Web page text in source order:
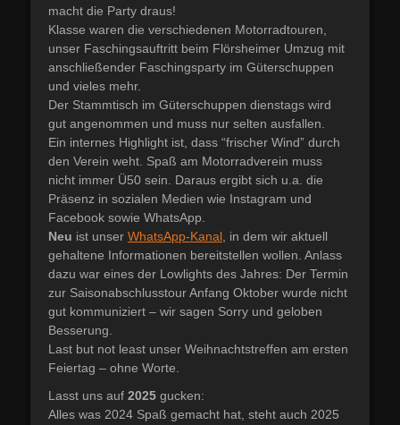
macht die Party draus!
Klasse waren die verschiedenen Motorradtouren,
unser Faschingsauftritt beim Flörsheimer Umzug mit
anschließender Faschingsparty im Güterschuppen
und vieles mehr.
Der Stammtisch im Güterschuppen dienstags wird
gut angenommen und muss nur selten ausfallen.
Ein internes Highlight ist, dass “frischer Wind” durch
den Verein weht. Spaß am Motorradverein muss
nicht immer Ü50 sein. Daraus ergibt sich u.a. die
Präsenz in sozialen Medien wie Instagram und
Facebook sowie WhatsApp.
Neu ist unser WhatsApp-Kanal , in dem wir aktuell
gehaltene Informationen bereitstellen wollen. Anlass
dazu war eines der Lowlights des Jahres: Der Termin
zur Saisonabschlusstour Anfang Oktober wurde nicht
gut kommuniziert – wir sagen Sorry und geloben
Besserung.
Last but not least unser Weihnachtstreffen am ersten
Feiertag – ohne Worte.
Lasst uns auf 2025 gucken:
Alles was 2024 Spaß gemacht hat, steht auch 2025